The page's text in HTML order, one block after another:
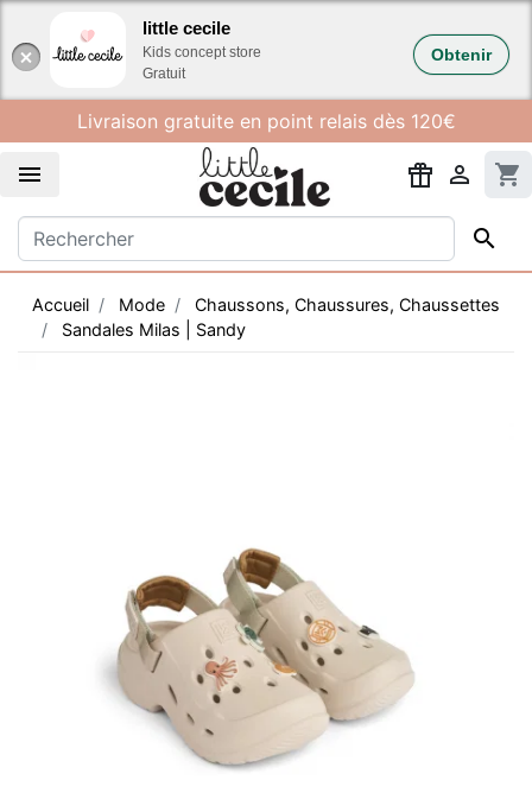
little cecile
Kids concept store
Gratuit
Obtenir
Livraison gratuite en point relais dès 120€
  shopping_cart

Accueil Mode
Chaussons, Chaussures, Chaussettes
Sandales Milas | Sandy